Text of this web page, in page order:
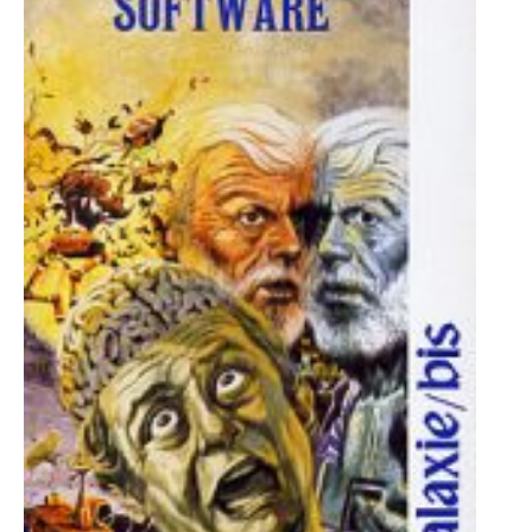
Mentions légales - Cookies -
Données personnelles - Plan du site